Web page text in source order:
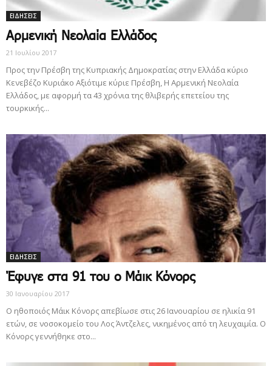
ΕΙΔΗΣΕΙΣ
Αρμενική Νεολαία Ελλάδος
21 Ιουλίου 2017
Προς την Πρέσβη της Κυπριακής Δημοκρατίας στην Ελλάδα κύριο
Κενεβέζο Κυριάκο Αξιότιμε κύριε Πρέσβη, Η Αρμενική Νεολαία
Ελλάδος, με αφορμή τα 43 χρόνια της θλιβερής επετείου της
τουρκικής...
ΕΙΔΗΣΕΙΣ
Έφυγε στα 91 του o Μάικ Κόνορς
30 Ιανουαρίου 2017
Ο ηθοποιός Μάικ Κόνορς απεβίωσε στις 26 Ιανουαρίου σε ηλικία 91
ετών, σε νοσοκομείο του Λος Άντζελες, νικημένος από τη λευχαιμία. Ο
Κόνορς γεννήθηκε στο...